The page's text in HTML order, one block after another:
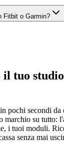
Fitbit o Garmin?
il tuo
pochi secondi da
marchio su tutto:
i tuoi moduli.
senza mai